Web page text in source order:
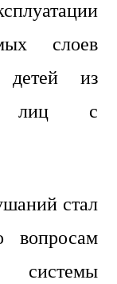
слоев
детей из
лиц с
стал
вопросам
системы